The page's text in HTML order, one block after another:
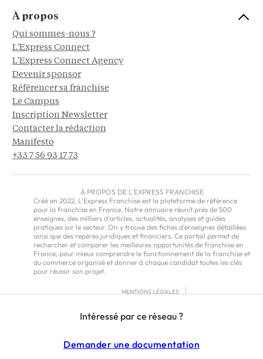
Intéressé par ce réseau ?
Demander une documentation
À propos
Qui sommes-nous ?
L'Express Connect
L'Express Connect Agency
Devenir sponsor
Référencer sa franchise
Le Campus
Inscription Newsletter
Contacter la rédaction
Manifesto
+33 7 56 93 17 73
À PROPOS DE L'EXPRESS FRANCHISE
Créé en 2022, L'Express Franchise est la plateforme de référence
pour la franchise en France. Notre annuaire réunit près de 500
enseignes, des milliers d'articles, actualités, analyses et guides
pratiques sur le secteur. On y trouve des fiches d'enseignes détaillées
ainsi que des repères juridiques et financiers. Ce portail permet de
rechercher et comparer les meilleures opportunités de franchise en
France, pour mieux comprendre le fonctionnement de la franchise et
du commerce organisé et donner à chaque candidat toutes les clés
pour réussir son projet.
MENTIONS LÉGALES
CGU